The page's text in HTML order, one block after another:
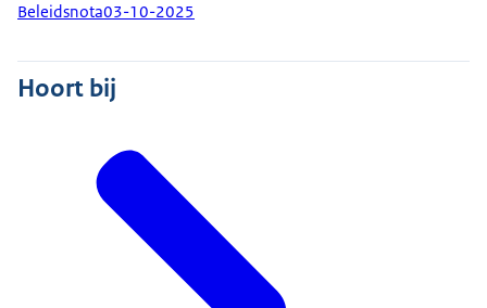
Beleidsnota03-10-2025
Hoort bij